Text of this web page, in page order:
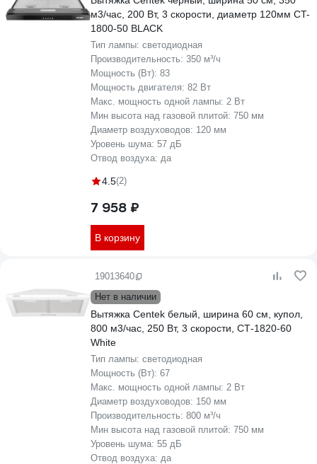
м3/час, 200 Вт, 3 скорости, диаметр 120мм CT-
1800-50 BLACK
Тип лампы: светодиодная
Производительность: 350 м³/ч
Мощность (Вт): 83
Мощность двигателя: 82 Вт
Макс. мощность одной лампы: 2 Вт
Мин высота над газовой плитой: 750 мм
Диаметр воздуховодов: 120 мм
Уровень шума: 57 дБ
Отвод воздуха: да
4.5(2)
7 958 ₽
В корзину
19013640
Нет в наличии
Вытяжка Centek белый, ширина 60 см, купол,
800 м3/час, 250 Вт, 3 скорости, СТ-1820-60
White
Тип лампы: светодиодная
Мощность (Вт): 67
Макс. мощность одной лампы: 2 Вт
Диаметр воздуховодов: 150 мм
Производительность: 800 м³/ч
Мин высота над газовой плитой: 750 мм
Уровень шума: 55 дБ
Отвод воздуха: да